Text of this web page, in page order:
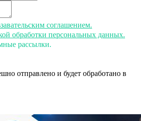
соглашением.
обработки персональных данных.
рассылки.
отправлено и будет обработано в